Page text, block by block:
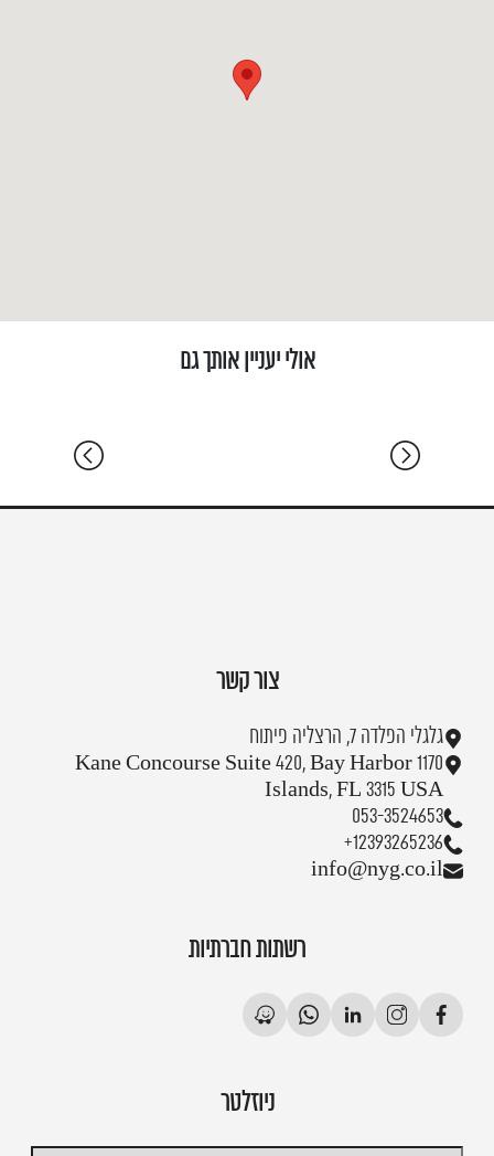
אולי יעניין אותך גם
נצחי לים
נתניה |
צור קשר
גלגלי הפלדה 7, הרצליה פיתוח
1170 Kane Concourse Suite 420, Bay Harbor
Islands, FL 3315 USA
053-3524653
+12393265236
info@nyg.co.il
רשתות חברתיות
ניוזלטר